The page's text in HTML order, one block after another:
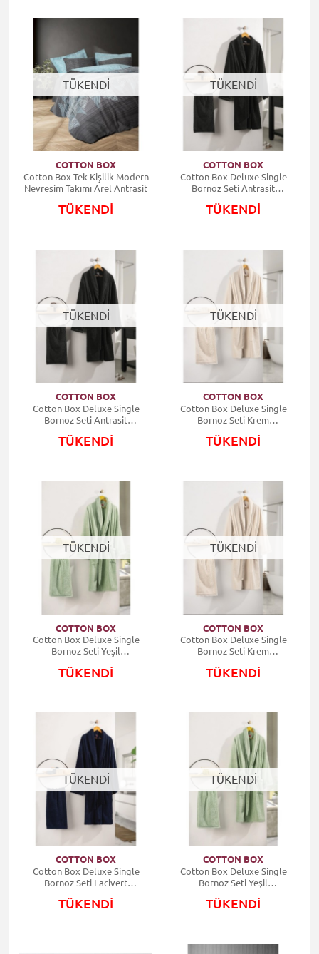
TÜKENDİ
COTTON BOX
Cotton Box Tek Kişilik Modern
Nevresim Takımı Arel Antrasit
TÜKENDİ
TÜKENDİ
COTTON BOX
Cotton Box Deluxe Single
Bornoz Seti Antrasit
TÜKENDİ
TÜKENDİ
COTTON BOX
Cotton Box Deluxe Single
Bornoz Seti Antrasit
TÜKENDİ
TÜKENDİ
COTTON BOX
Cotton Box Deluxe Single
Bornoz Seti Krem
TÜKENDİ
TÜKENDİ
COTTON BOX
Cotton Box Deluxe Single
Bornoz Seti Yeşil
TÜKENDİ
TÜKENDİ
COTTON BOX
Cotton Box Deluxe Single
Bornoz Seti Krem
TÜKENDİ
TÜKENDİ
COTTON BOX
Cotton Box Deluxe Single
Bornoz Seti Lacivert
TÜKENDİ
TÜKENDİ
COTTON BOX
Cotton Box Deluxe Single
Bornoz Seti Yeşil
TÜKENDİ